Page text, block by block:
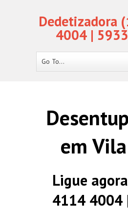
Dedetizadora
4004 |
Go To...
em
Ligue
4114 4004